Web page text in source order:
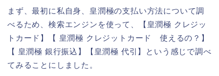
まず、最初に私自身、皇潤極の支払い方法について調
べるため、検索エンジンを使って、【皇潤極 クレジッ
トカード】【 皇潤極 クレジットカード 使えるの？】
【 皇潤極 銀行振込】【皇潤極 代引】という感じで調べ
てみることにしました。